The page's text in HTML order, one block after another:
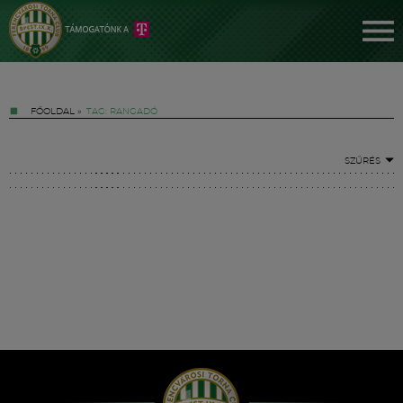
FŐOLDAL » TAG: RANGADÓ
SZŰRÉS
Hírek